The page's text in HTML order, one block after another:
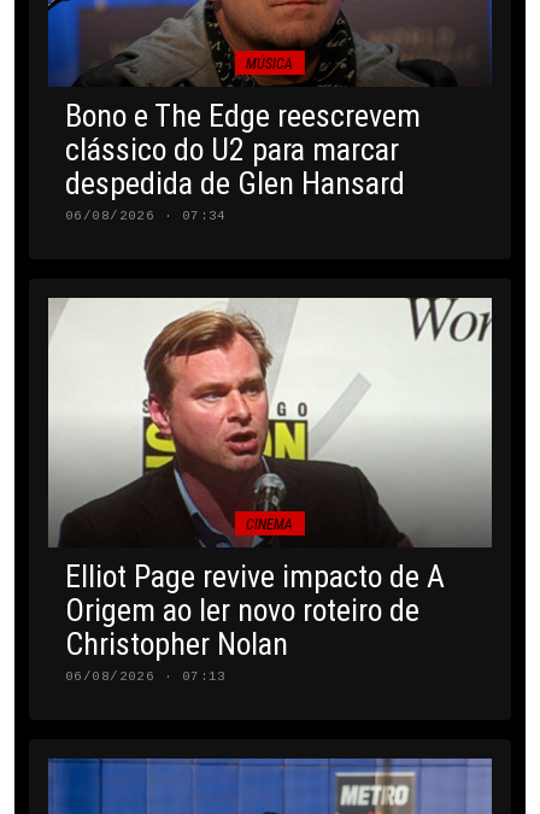
MÚSICA
Bono e The Edge reescrevem
clássico do U2 para marcar
despedida de Glen Hansard
06/08/2026 · 07:34
CINEMA
Elliot Page revive impacto de A
Origem ao ler novo roteiro de
Christopher Nolan
06/08/2026 · 07:13